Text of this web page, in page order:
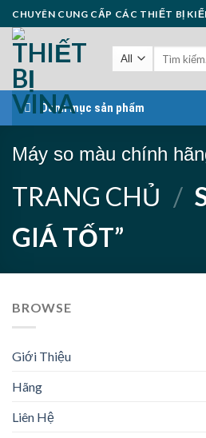
Skip
to
content
CHUYÊN CUNG CẤP CÁC THIẾT BỊ
Danh mục sản phẩm
Máy so màu chính
TRANG CHỦ /
GIÁ TỐT”
BROWSE
Giới Thiệu
Hãng
Liên Hệ